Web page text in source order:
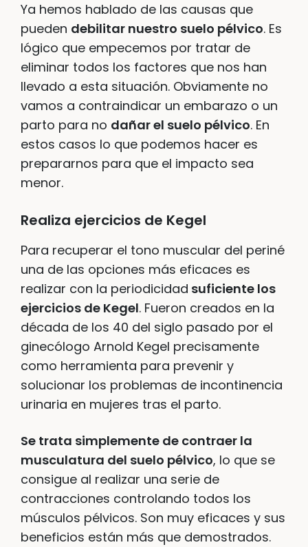
Ya hemos hablado de las causas que
pueden debilitar nuestro suelo pélvico. Es
lógico que empecemos por tratar de
eliminar todos los factores que nos han
llevado a esta situación. Obviamente no
vamos a contraindicar un embarazo o un
parto para no dañar el suelo pélvico. En
estos casos lo que podemos hacer es
prepararnos para que el impacto sea
menor.
Realiza ejercicios de Kegel
Para recuperar el tono muscular del periné
una de las opciones más eficaces es
realizar con la periodicidad suficiente los
ejercicios de Kegel. Fueron creados en la
década de los 40 del siglo pasado por el
ginecólogo Arnold Kegel precisamente
como herramienta para prevenir y
solucionar los problemas de incontinencia
urinaria en mujeres tras el parto.
Se trata simplemente de contraer la
musculatura del suelo pélvico, lo que se
consigue al realizar una serie de
contracciones controlando todos los
músculos pélvicos. Son muy eficaces y sus
beneficios están más que demostrados.